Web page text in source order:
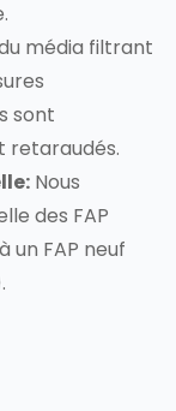
média filtrant
sont
retaraudés.
Nous
des FAP
un FAP neuf